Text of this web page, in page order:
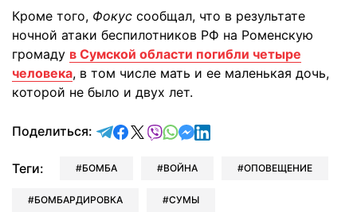
Кроме того, Фокус сообщал, что в результате
ночной атаки беспилотников РФ на Роменскую
громаду в Сумской области погибли четыре
человека, в том числе мать и ее маленькая дочь,
которой не было и двух лет.
Поделиться: отправить в Telegram
поделиться в Facebook
поделиться в X
отправить в Viber
отправить в Whatsapp
отправить в Messenger
отправить в LinkedIn
Теги: БОМБА ВОЙНА ОПОВЕЩЕНИЕ
БОМБАРДИРОВКА СУМЫ